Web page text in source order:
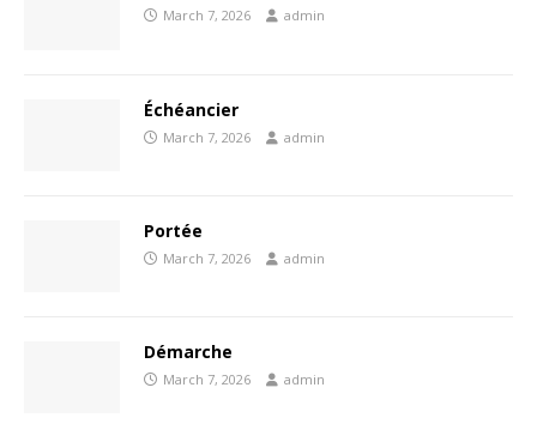
March 7, 2026 admin
Échéancier
March 7, 2026 admin
Portée
March 7, 2026 admin
Démarche
March 7, 2026 admin